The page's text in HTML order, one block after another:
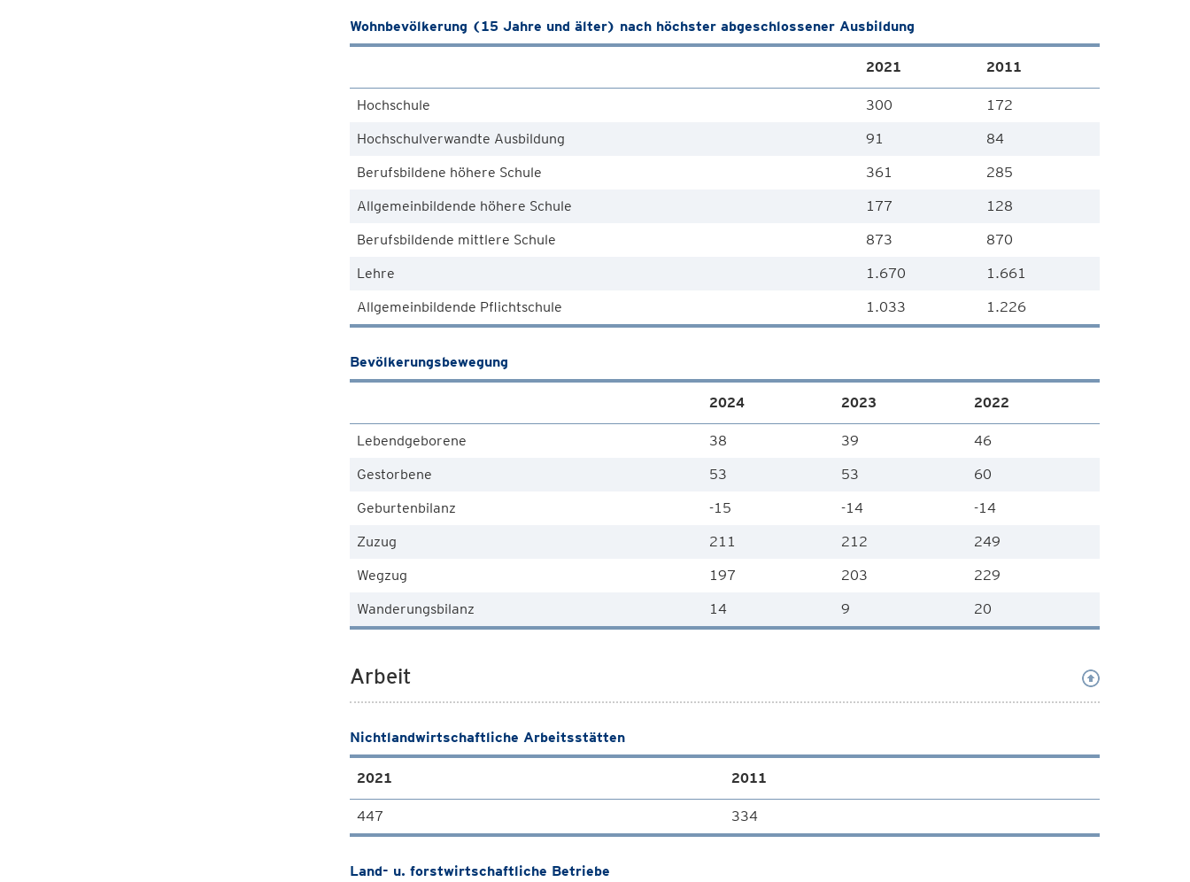
Wohnbevölkerung (15 Jahre und älter) nach höchster abgeschlossener Ausbildung
2021 2011
Hochschule 300
172
Hochschulverwandte Ausbildung
91
84
Berufsbildene höhere Schule
361
285
Allgemeinbildende höhere Schule
177
128
Berufsbildende mittlere Schule
873
870
Lehre
1.670
1.661
Allgemeinbildende Pflichtschule
1.033 1.226
Bevölkerungsbewegung
2024 2023 2022
Lebendgeborene 38 39
46
Gestorbene
53 53
60
Geburtenbilanz
-15 -14
-14
Zuzug
211 212
249
Wegzug
197 203
229
Wanderungsbilanz
14 9 20
Arbeit
Nichtlandwirtschaftliche Arbeitsstätten
2021 2011
447 334
Land- u. forstwirtschaftliche Betriebe